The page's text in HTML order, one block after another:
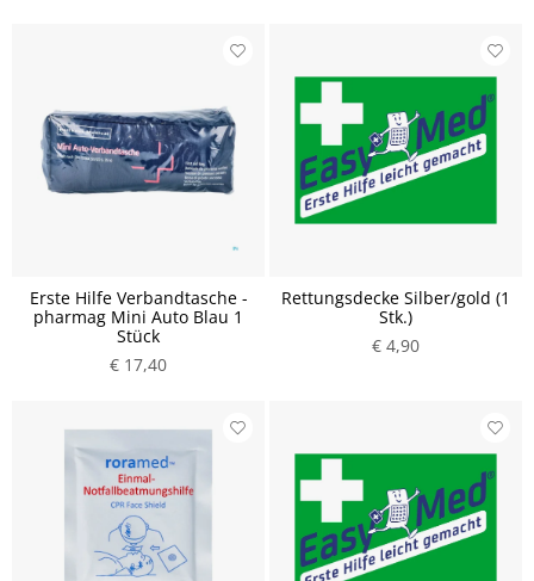
Erste Hilfe Verbandtasche -
pharmag Mini Auto Blau 1
Stück
€ 17,40
Rettungsdecke Silber/gold (1
Stk.)
€ 4,90